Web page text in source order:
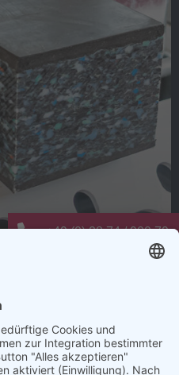
oft
bei der
weil es schon immer so
+49 (0) 28 74 / 900 79 -